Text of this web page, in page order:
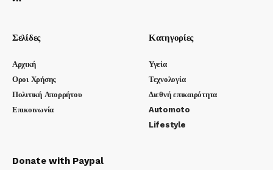
Σελίδες
Αρχική
Οροι Χρήσης
Πολιτική Απορρήτου
Επικοινωνία
Κατηγορίες
Υγεία
Τεχνολογία
Διεθνή επικαιρότητα
Automoto
Lifestyle
Donate with Paypal